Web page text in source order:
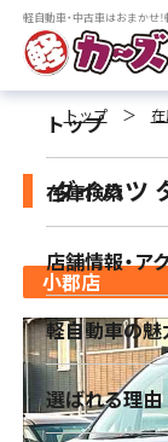
軽自動車・中古車はおまかせ
トップ
在庫検索
店舗情報・ア
軽自動車の魅
選ばれる理由
営
トップ＞
ダイハツ
小郡店